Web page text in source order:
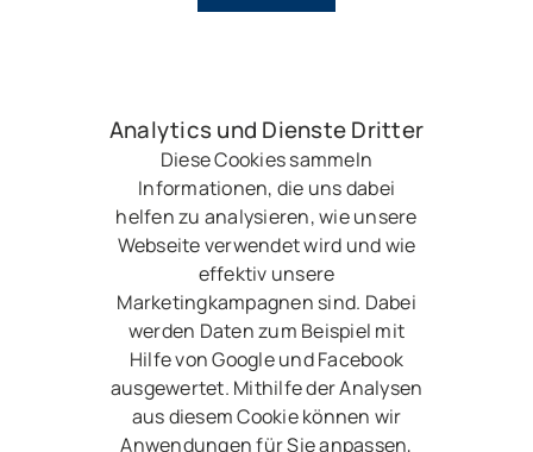
Analytics und Dienste Dritter
Diese Cookies sammeln
Informationen, die uns dabei
helfen zu analysieren, wie unsere
Webseite verwendet wird und wie
effektiv unsere
Marketingkampagnen sind. Dabei
werden Daten zum Beispiel mit
Hilfe von Google und Facebook
ausgewertet. Mithilfe der Analysen
aus diesem Cookie können wir
Anwendungen für Sie anpassen,